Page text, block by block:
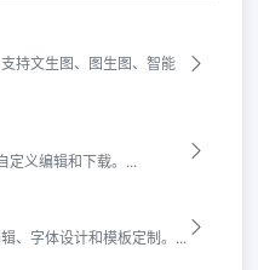
持文生图、图生图、智能
定义编辑和下载。...
、字体设计和模板定制。...